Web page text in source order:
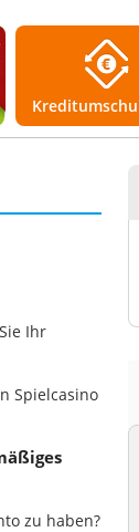
Ihr
Spielcasino
zu haben?